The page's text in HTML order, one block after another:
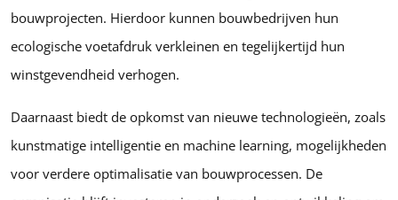
bouwprojecten. Hierdoor kunnen bouwbedrijven hun
ecologische voetafdruk verkleinen en tegelijkertijd hun
winstgevendheid verhogen.
Daarnaast biedt de opkomst van nieuwe technologieën, zoals
kunstmatige intelligentie en machine learning, mogelijkheden
voor verdere optimalisatie van bouwprocessen. De